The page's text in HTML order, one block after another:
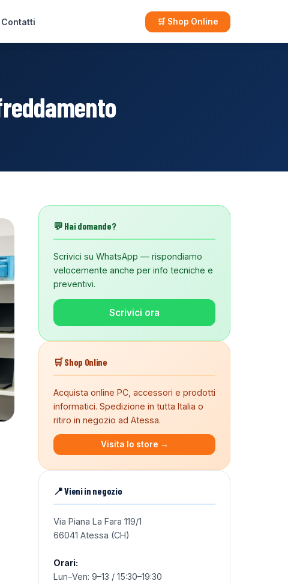
Contatti 🛒 Shop Online
💬 Hai domande?
Scrivici su WhatsApp — rispondiamo
velocemente anche per info tecniche e
preventivi.
Scrivici ora
🛒 Shop Online
Acquista online PC, accessori e prodotti
informatici. Spedizione in tutta Italia o
ritiro in negozio ad Atessa.
Visita lo store →
📍 Vieni in negozio
Via Piana La Fara 119/1
66041 Atessa (CH)
Orari:
Lun–Ven: 9–13 / 15:30–19:30